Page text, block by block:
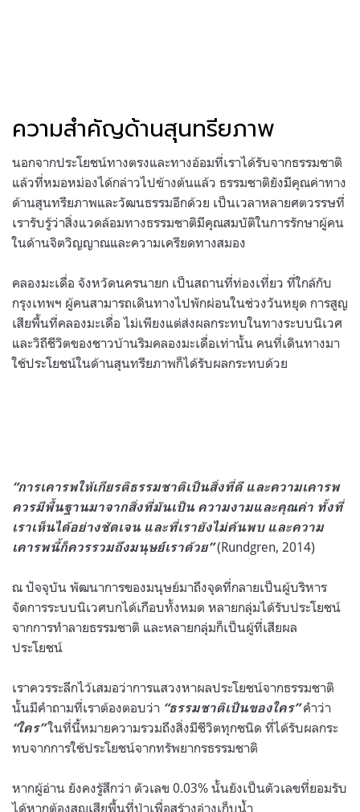
ความสำคัญด้านสุนทรียภาพ
นอกจากประโยชน์ทางตรงและทางอ้อมที่เราได้รับจากธรรมชาติ
แล้วที่หมอหม่องได้กล่าวไปข้างต้นแล้ว ธรรมชาติยังมีคุณค่าทาง
ด้านสุนทรียภาพและวัฒนธรรมอีกด้วย เป็นเวลาหลายศตวรรษที่
เรารับรู้ว่าสิ่งแวดล้อมทางธรรมชาติมีคุณสมบัติในการรักษาผู้คน
ในด้านจิตวิญญาณและความเครียดทางสมอง
คลองมะเดื่อ จังหวัดนครนายก เป็นสถานที่ท่องเที่ยว ที่ใกล้กับ
กรุงเทพฯ ผู้คนสามารถเดินทางไปพักผ่อนในช่วงวันหยุด การสูญ
เสียพื้นที่คลองมะเดื่อ ไม่เพียงแต่ส่งผลกระทบในทางระบบนิเวศ
และวิถีชีวิตของชาวบ้านริมคลองมะเดื่อเท่านั้น คนที่เดินทางมา
ใช้ประโยชน์ในด้านสุนทรียภาพก็ได้รับผลกระทบด้วย
“การเคารพให้เกียรติธรรมชาติเป็นสิ่งที่ดี และความเคารพ
ควรมีพื้นฐานมาจากสิ่งที่มันเป็น ความงามและคุณค่า ทั้งที่
เราเห็นได้อย่างชัดเจน และที่เรายังไม่ค้นพบ และความ
เคารพนี้ก็ควรรวมถึงมนุษย์เราด้วย”(Rundgren, 2014)
ณ ปัจจุบัน พัฒนาการของมนุษย์มาถึงจุดที่กลายเป็นผู้บริหาร
จัดการระบบนิเวศบกได้เกือบทั้งหมด หลายกลุ่มได้รับประโยชน์
จากการทำลายธรรมชาติ และหลายกลุ่มก็เป็นผู้ที่เสียผล
ประโยชน์
เราควรระลึกไว้เสมอว่าการแสวงหาผลประโยชน์จากธรรมชาติ
นั้นมีคำถามที่เราต้องตอบว่า “ธรรมชาติเป็นของใคร”คำว่า
“ใคร”ในที่นี้หมายความรวมถึงสิ่งมีชีวิตทุกชนิด ที่ได้รับผลกระ
ทบจากการใช้ประโยชน์จากทรัพยากรธรรมชาติ
หากผู้อ่าน ยังคงรู้สึกว่า ตัวเลข 0.03% นั้นยังเป็นตัวเลขที่ยอมรับ
ได้หากต้องสูญเสียพื้นที่ป่าเพื่อสร้างอ่างเก็บน้ำ